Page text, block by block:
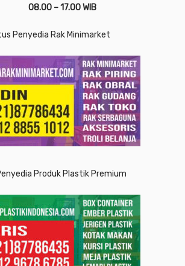
08.00 – 17.00 WIB
Penyedia Rak Minimarket
Produk Plastik Premium